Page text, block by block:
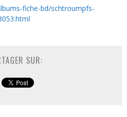
fiche-bd/schtroumpfs-
SUR: